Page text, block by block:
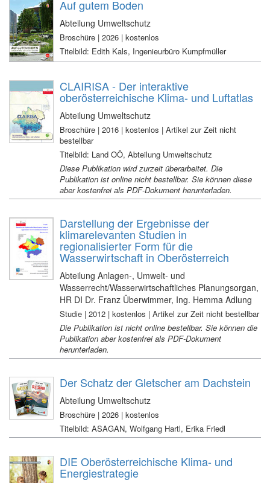
Auf gutem Boden
Abteilung Umweltschutz
Broschüre | 2026 | kostenlos
Titelbild: Edith Kals, Ingenieurbüro Kumpfmüller
CLAIRISA - Der interaktive
oberösterreichische Klima- und Luftatlas
Abteilung Umweltschutz
Broschüre | 2016 | kostenlos | Artikel zur Zeit nicht
bestellbar
Titelbild: Land OÖ, Abteilung Umweltschutz
Diese Publikation wird zurzeit überarbeitet. Die
Publikation ist online nicht bestellbar. Sie können diese
aber kostenfrei als PDF-Dokument herunterladen.
Darstellung der Ergebnisse der
klimarelevanten Studien in
regionalisierter Form für die
Wasserwirtschaft in Oberösterreich
Abteilung Anlagen-, Umwelt- und
Wasserrecht/Wasserwirtschaftliches Planungsorgan,
HR DI Dr. Franz Überwimmer, Ing. Hemma Adlung
Studie | 2012 | kostenlos | Artikel zur Zeit nicht bestellbar
Die Publikation ist nicht online bestellbar. Sie können die
Publikation aber kostenfrei als PDF-Dokument
herunterladen.
Der Schatz der Gletscher am Dachstein
Abteilung Umweltschutz
Broschüre | 2026 | kostenlos
Titelbild: ASAGAN, Wolfgang Hartl, Erika Friedl
DIE Oberösterreichische Klima- und
Energiestrategie